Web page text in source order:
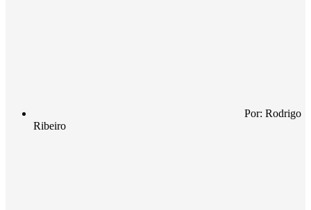
Por: Rodrigo
Ribeiro